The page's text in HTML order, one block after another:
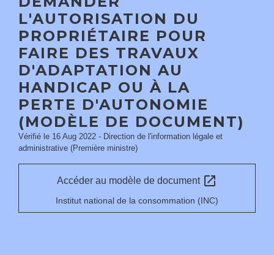
L'AUTORISATION DU
PROPRIÉTAIRE POUR
FAIRE DES TRAVAUX
D'ADAPTATION AU
HANDICAP OU À LA
PERTE D'AUTONOMIE
(MODÈLE DE DOCUMENT)
Vérifié le 16 Aug 2022 - Direction de l'information légale et
administrative (Première ministre)
Accéder au modèle de document open_in_new
Institut national de la consommation (INC)